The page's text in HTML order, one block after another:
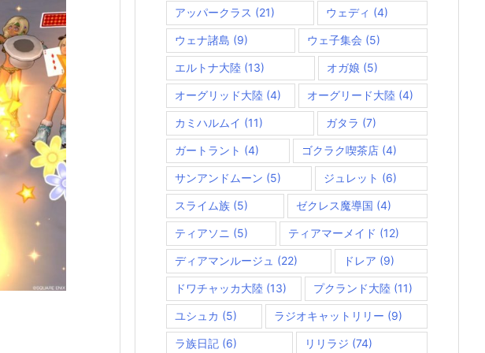
アッパークラス (21) ウェディ (4)
ウェナ諸島 (9) ウェ子集会 (5)
エルトナ大陸 (13) オガ娘 (5)
オーグリッド大陸 (4) オーグリード大陸 (4)
カミハルムイ (11) ガタラ (7)
ガートラント (4) ゴクラク喫茶店 (4)
サンアンドムーン (5) ジュレット (6)
スライム族 (5) ゼクレス魔導国 (4)
ティアソニ (5) ティアマーメイド (12)
ディアマンルージュ (22) ドレア (9)
ドワチャッカ大陸 (13) プクランド大陸 (11)
ユシュカ (5) ラジオキャットリリー (9)
ラ族日記 (6) リリラジ (74)